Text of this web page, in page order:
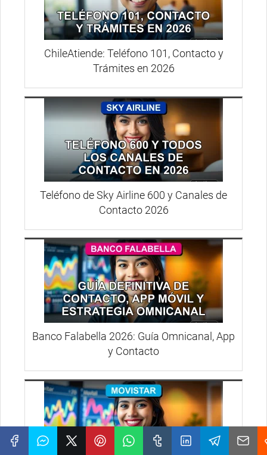
ChileAtiende: Teléfono 101, Contacto y
Trámites en 2026
Teléfono de Sky Airline 600 y Canales de
Contacto 2026
Banco Falabella 2026: Guía Omnicanal, App
y Contacto